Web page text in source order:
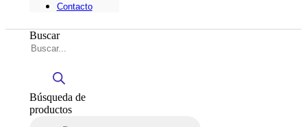
Contacto
Buscar
Búsqueda de
productos